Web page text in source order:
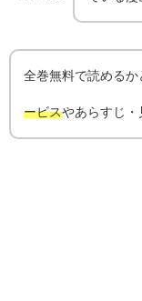
全巻無料で読める
ービスやあらすじ・